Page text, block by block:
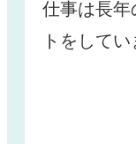
仕事は長
トをしてい